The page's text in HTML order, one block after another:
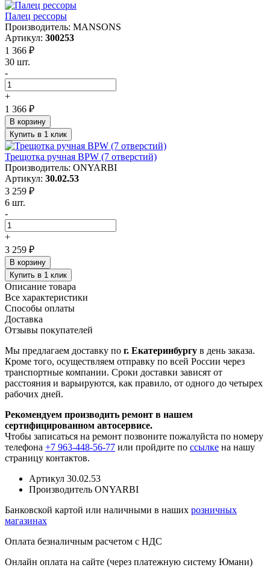
Палец рессоры
Производитель: MANSONS
Артикул: 300253
1 366 ₽
30 шт.
-
+
1 366 ₽
В корзину
Купить в 1 клик
Трещотка ручная BPW (7 отверстий)
Производитель: ONYARBI
Артикул: 30.02.53
3 259 ₽
6 шт.
-
+
3 259 ₽
В корзину
Купить в 1 клик
Описание товара
Все характеристики
Способы оплаты
Доставка
Отзывы покупателей
Мы предлагаем доставку по г. Екатеринбургу в день заказа.
Кроме того, осуществляем отправку по всей России через
транспортные компании. Сроки доставки зависят от
расстояния и варьируются, как правило, от одного до четырех
рабочих дней.
Рекомендуем производить ремонт в нашем
сертифицированном автосервисе.
Чтобы записаться на ремонт позвоните пожалуйста по номеру
телефона +7 963-448-56-77 или пройдите по ссылке на нашу
страницу контактов.
Артикул 30.02.53
Производитель ONYARBI
Банковской картой или наличными в наших розничных
магазинах
Оплата безналичным расчетом с НДС
Онлайн оплата на сайте (через платежную систему Юмани)